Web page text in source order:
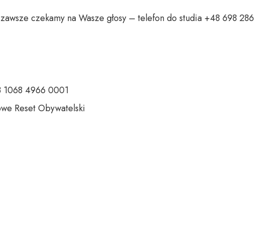
czekamy na Wasze głosy – telefon do studia +48 698 286
4966 0001
Reset Obywatelski